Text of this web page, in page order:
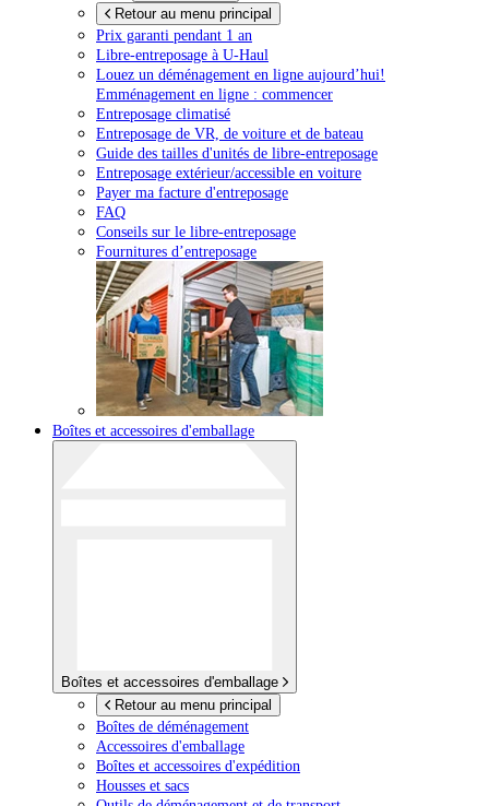
Retour au menu principal
Prix garanti pendant 1 an
Libre-entreposage à U-Haul
Louez un déménagement en ligne aujourd’hui!
Emménagement en ligne : commencer
Entreposage climatisé
Entreposage de VR, de voiture et de bateau
Guide des tailles d'unités de libre-entreposage
Entreposage extérieur/accessible en voiture
Payer ma facture d'entreposage
FAQ
Conseils sur le libre-entreposage
Fournitures d’entreposage
Boîtes et accessoires d'emballage
Boîtes et accessoires d'emballage
Retour au menu principal
Boîtes de déménagement
Accessoires d'emballage
Boîtes et accessoires d'expédition
Housses et sacs